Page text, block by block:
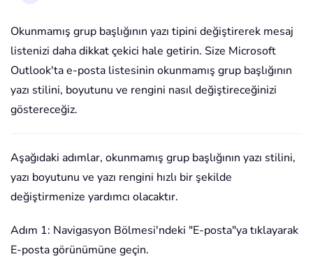
Okunmamış grup başlığının yazı tipini değiştirerek mesaj
listenizi daha dikkat çekici hale getirin. Size Microsoft
Outlook'ta e-posta listesinin okunmamış grup başlığının
yazı stilini, boyutunu ve rengini nasıl değiştireceğinizi
göstereceğiz.
Aşağıdaki adımlar, okunmamış grup başlığının yazı stilini,
yazı boyutunu ve yazı rengini hızlı bir şekilde
değiştirmenize yardımcı olacaktır.
Adım 1: Navigasyon Bölmesi'ndeki "E-posta"ya tıklayarak
E-posta görünümüne geçin.